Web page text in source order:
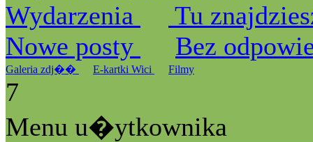
Wydarzenia
Tu
Nowe posty
Bez
Galeria zdj�� E-kartki Wici Filmy
7
Menu u�ytkownika